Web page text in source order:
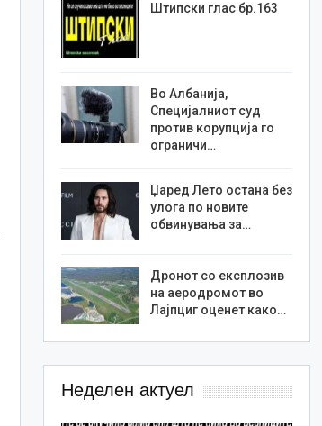
Штипски глас бр.163
Во Албанија,
Специјалниот суд
против корупција го
ограничи…
Џаред Лето остана без
улога по новите
обвинувања за…
Дронот со експлозив
на аеродромот во
Лајпциг оценет како…
Неделен актуел